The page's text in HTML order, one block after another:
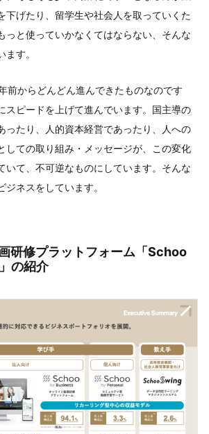
下げたり、留学生や社会人を取っていくた
っと使っていかなくてはならない、そんな
す。
前からどんどん進んできたものなのです
スピードを上げて進んでいます。国主導の
ったり、人的資本経営であったり、人への
しての取り組み・メッセージが、この変化
いて、不可逆なものにしています。そんな
ネスをしています。
研修プラットフォーム「Schoo
の紹介